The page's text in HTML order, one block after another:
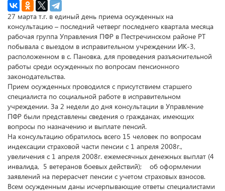
27 марта т.г. в единый день приема осужденных на
консультацию – последний четверг последнего квартала месяца
рабочая группа Управления ПФР в Пестречинском районе РТ
побывала с выездом в исправительном учреждении ИК-3,
расположенном в с. Пановка, для проведения разъяснительной
работы среди осужденных по вопросам пенсионного
законодательства.
Прием осужденных проводился с присутствием старшего
специалиста по социальной работе в исправительном
учреждении. За 2 недели до дня консультации в Управление
ПФР были представлены сведения о гражданах, имеющих
вопросы по назначению и выплате пенсий.
На консультацию обратилось всего 15 человек по вопросам
индексации страховой части пенсии с 1 апреля 2008г.,
увеличения с 1 апреля 2008г. ежемесячных денежных выплат (4
инвалида, 5 ветеранов боевых действий); об оформлении
заявлений на перерасчет пенсии с учетом страховых взносов.
Всем осужденным даны исчерпывающие ответы специалистами